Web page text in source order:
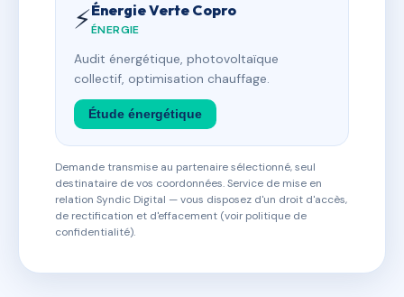
⚡Énergie Verte Copro
ÉNERGIE
Audit énergétique, photovoltaïque
collectif, optimisation chauffage.
Étude énergétique
Demande transmise au partenaire sélectionné, seul
destinataire de vos coordonnées. Service de mise en
relation Syndic Digital — vous disposez d'un droit d'accès,
de rectification et d'effacement (voir politique de
confidentialité).